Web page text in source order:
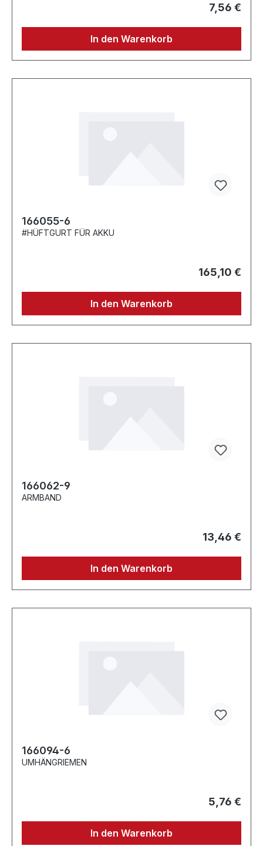
7,56 €
In den Warenkorb
166055-6
#HÜFTGURT FÜR AKKU
165,10 €
In den Warenkorb
166062-9
ARMBAND
13,46 €
In den Warenkorb
166094-6
UMHÄNGRIEMEN
5,76 €
In den Warenkorb